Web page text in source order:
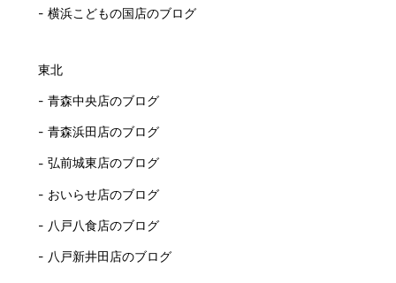
横浜こどもの国店のブログ
東北
青森中央店のブログ
青森浜田店のブログ
弘前城東店のブログ
おいらせ店のブログ
八戸八食店のブログ
八戸新井田店のブログ